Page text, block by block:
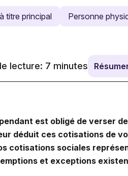
titre principal Personne
lecture: 7 minutes
est obligé de verser
déduit ces cotisations de
cotisations sociales
et exceptions